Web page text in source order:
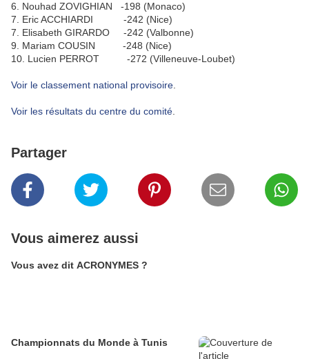
6. Nouhad ZOVIGHIAN -198 (Monaco)
7. Eric ACCHIARDI -242 (Nice)
7. Elisabeth GIRARDO -242 (Valbonne)
9. Mariam COUSIN -248 (Nice)
10. Lucien PERROT -272 (Villeneuve-Loubet)
Voir le classement national provisoire
Voir les résultats du centre du comité
Partager
Vous aimerez aussi
Vous avez dit ACRONYMES ?
Championnats du Monde à Tunis